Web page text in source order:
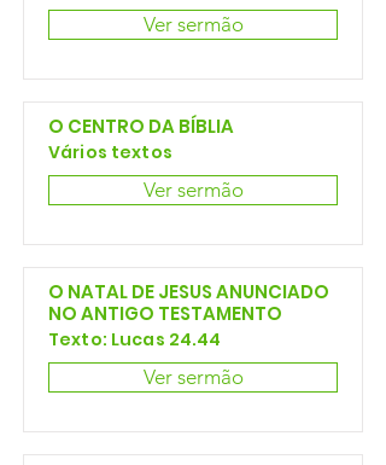
Ver sermão
O CENTRO DA BÍBLIA
Vários textos
Ver sermão
O NATAL DE JESUS ANUNCIADO
NO ANTIGO TESTAMENTO
Texto: Lucas 24.44
Ver sermão